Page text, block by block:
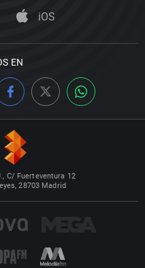
iOS
EN
C/ Fuerteventura 12
28703 Madrid